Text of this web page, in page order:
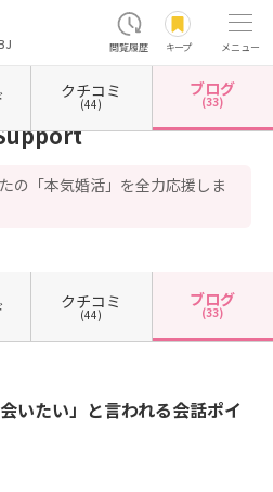
閲覧履歴 キープ メニュー
本市 Marriage Life Support カウンセラーブロ
「本気婚活」を全力応援しま
クチコミ
(44)
ブログ
(33)
クチコミ
(44)
ブログ
(33)
いたい」と言われる会話ポイ